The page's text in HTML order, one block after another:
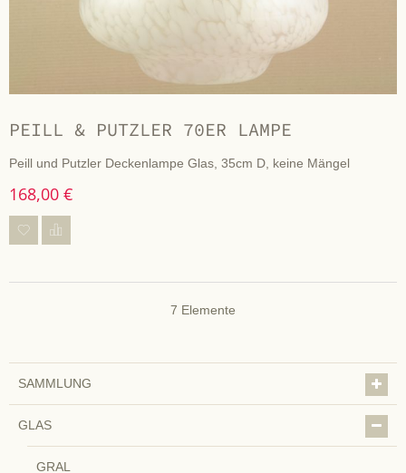
PEILL & PUTZLER 70ER LAMPE
Peill und Putzler Deckenlampe Glas, 35cm D, keine Mängel
168,00 €
7 Elemente
SAMMLUNG
GLAS
GRAL